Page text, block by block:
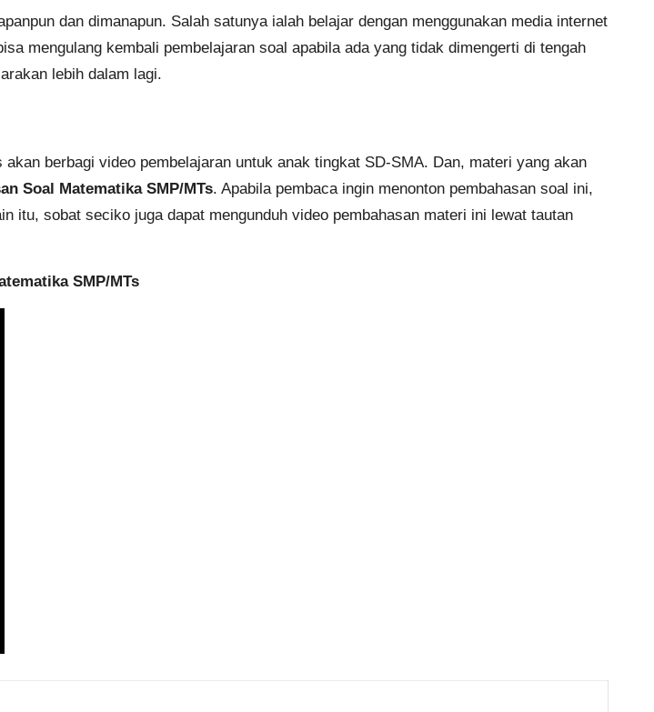
dan dimanapun. Salah satunya ialah belajar dengan menggunakan media internet
mengulang kembali pembelajaran soal apabila ada yang tidak dimengerti di tengah
lebih dalam lagi.
berbagi video pembelajaran untuk anak tingkat SD-SMA. Dan, materi yang akan
Soal Matematika SMP/MTs. Apabila pembaca ingin menonton pembahasan soal ini,
itu, sobat seciko juga dapat mengunduh video pembahasan materi ini lewat tautan
SMP/MTs